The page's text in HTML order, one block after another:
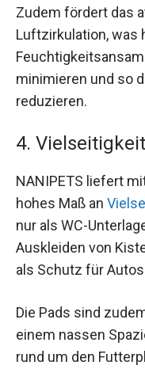
Zudem fördert das
Luftzirkulation, was
minimieren und so
reduzieren.
4. Vielseitigkeit
NANIPETS liefert
hohes Maß an
nur als WC-
Auskleiden von
als Schutz für
Die Pads sind
einem nassen
rund um den